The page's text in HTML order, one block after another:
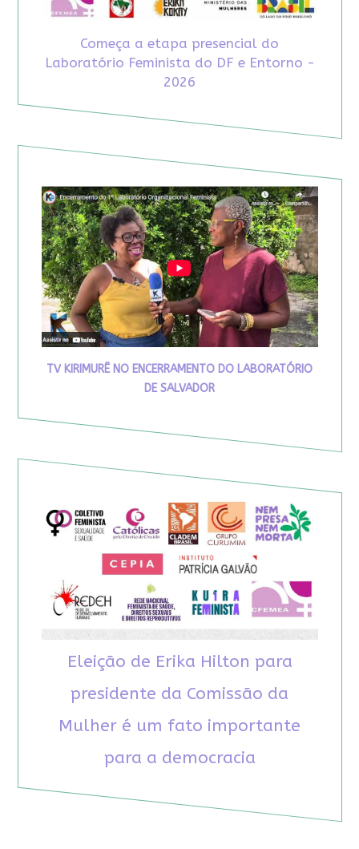
Começa a etapa presencial do
Laboratório Feminista do DF e Entorno -
2026
TV KIRIMURÊ NO ENCERRAMENTO DO LABORATÓRIO
DE SALVADOR
Eleição de Erika Hilton para
presidente da Comissão da
Mulher é um fato importante
para a democracia